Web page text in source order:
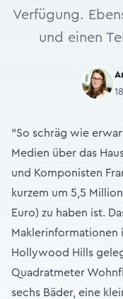
Verfügung.
und einen
"So schräg wie
Medien über das
und Komponisten
kurzem um 5,5
Euro) zu haben ist.
Maklerinformationen
Hollywood Hills
Quadratmeter
sechs Bäder, eine